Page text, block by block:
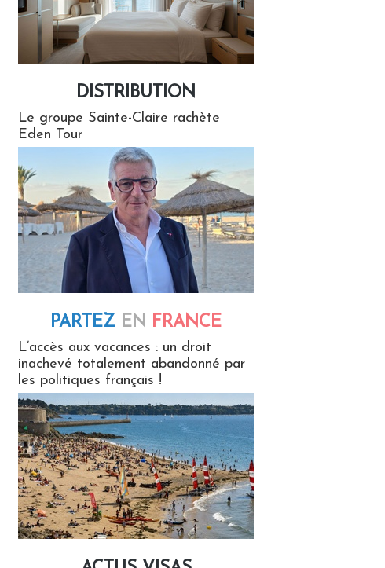
DISTRIBUTION
Le groupe Sainte-Claire rachète
Eden Tour
PARTEZ EN FRANCE
L’accès aux vacances : un droit
inachevé totalement abandonné par
les politiques français !